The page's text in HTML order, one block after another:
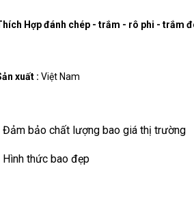
Hợp đánh chép - trắm - rô phi - trắm
xuất : Việt Nam
Đảm bảo chất lượng bao giá thị trường
Hình thức bao đẹp